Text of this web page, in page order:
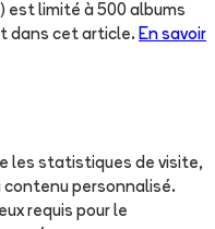
est limité à 500 albums
dans cet article. En savoir
les statistiques de visite,
contenu personnalisé.
requis pour le